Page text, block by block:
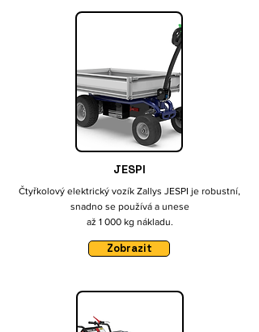
JESPI
Čtyřkolový elektrický vozík Zallys JESPI je robustní,
snadno se používá a unese
až 1 000 kg nákladu.
Zobrazit